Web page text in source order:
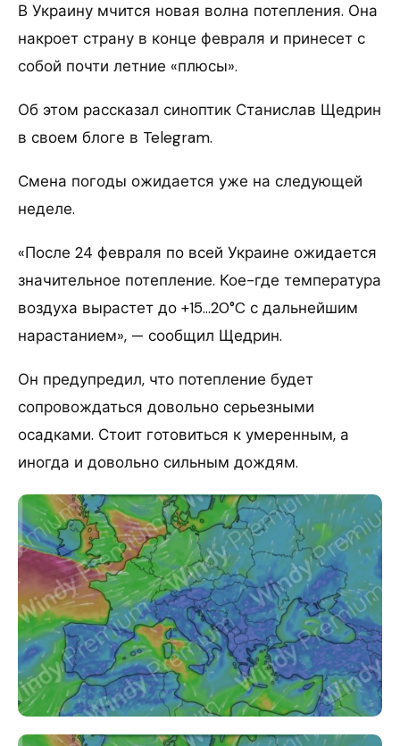
В Украину мчится новая волна потепления. Она
накроет страну в конце февраля и принесет с
собой почти летние «плюсы».
Об этом рассказал синоптик Станислав Щедрин
в своем блоге в Telegram.
Смена погоды ожидается уже на следующей
неделе.
«После 24 февраля по всей Украине ожидается
значительное потепление. Кое-где температура
воздуха вырастет до +15…20°C с дальнейшим
нарастанием», — сообщил Щедрин.
Он предупредил, что потепление будет
сопровождаться довольно серьезными
осадками. Стоит готовиться к умеренным, а
иногда и довольно сильным дождям.